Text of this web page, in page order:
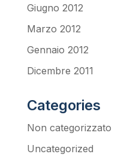
Giugno 2012
Marzo 2012
Gennaio 2012
Dicembre 2011
Categories
Non categorizzato
Uncategorized